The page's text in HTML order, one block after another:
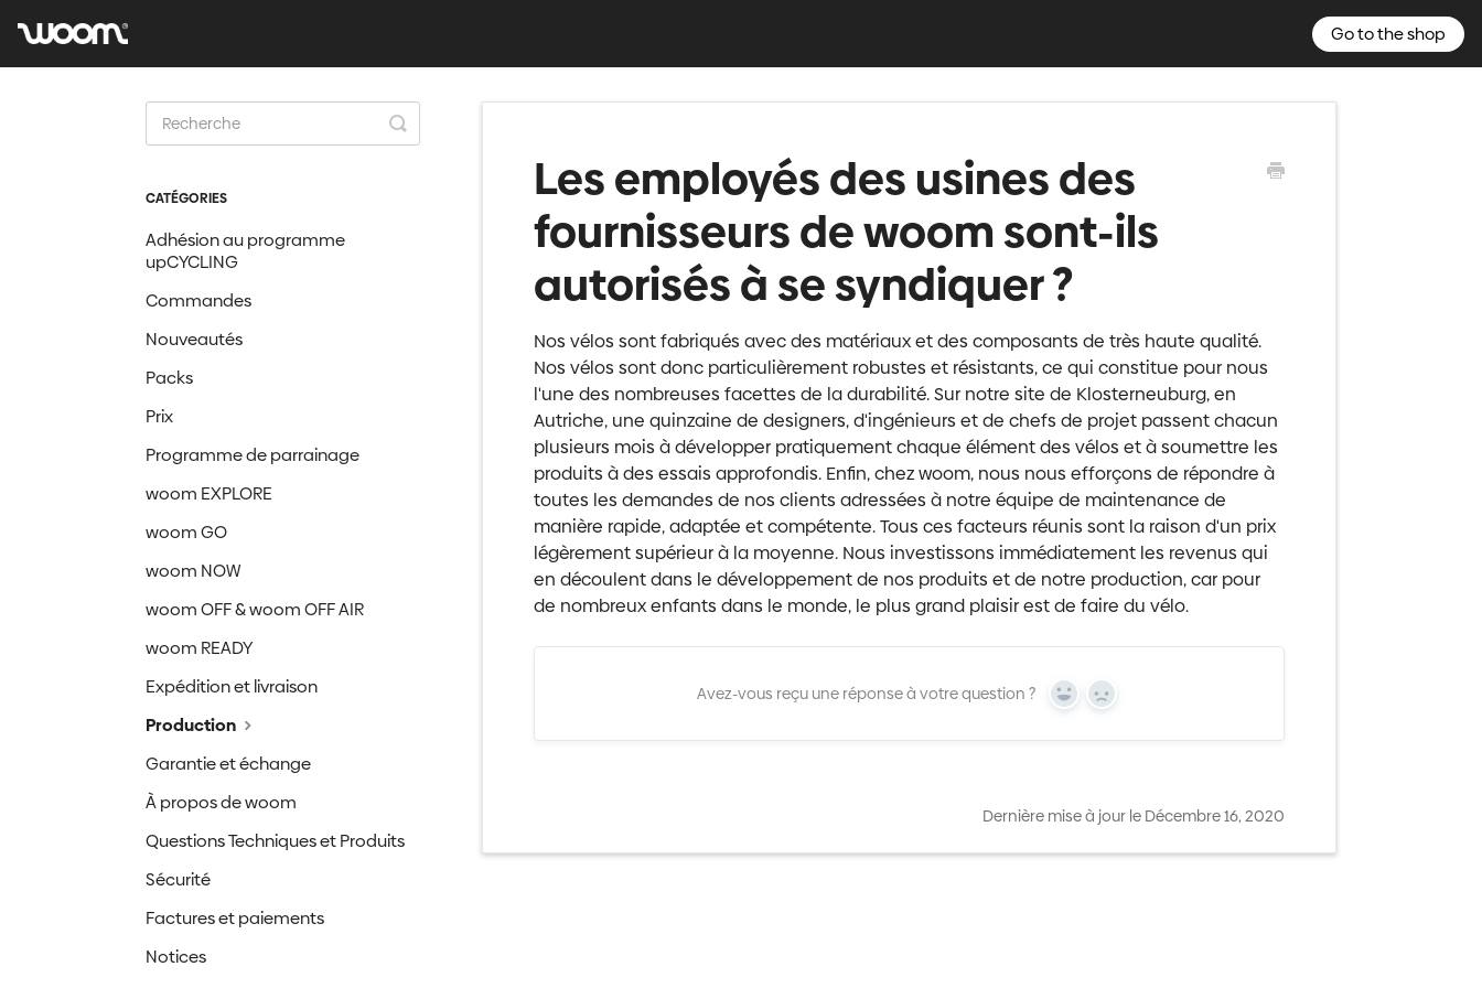
Go to the shop
Les employés des usines des
fournisseurs de woom sont-ils
autorisés à se syndiquer ?
Nos vélos sont fabriqués avec des matériaux et des composants de très haute qualité.
Nos vélos sont donc particulièrement robustes et résistants, ce qui constitue pour nous
l'une des nombreuses facettes de la durabilité. Sur notre site de Klosterneuburg, en
Autriche, une quinzaine de designers, d'ingénieurs et de chefs de projet passent chacun
plusieurs mois à développer pratiquement chaque élément des vélos et à soumettre les
produits à des essais approfondis. Enfin, chez woom, nous nous efforçons de répondre à
toutes les demandes de nos clients adressées à notre équipe de maintenance de
manière rapide, adaptée et compétente. Tous ces facteurs réunis sont la raison d'un prix
légèrement supérieur à la moyenne. Nous investissons immédiatement les revenus qui
en découlent dans le développement de nos produits et de notre production, car pour
de nombreux enfants dans le monde, le plus grand plaisir est de faire du vélo.
Avez-vous reçu une réponse à votre question ? Yes No
Dernière mise à jour le Décembre 16, 2020
Toggle
Search
CATÉGORIES
Adhésion au programme
upCYCLING
Commandes
Nouveautés
Packs
Prix
Programme de parrainage
woom EXPLORE
woom GO
woom NOW
woom OFF & woom OFF AIR
woom READY
Expédition et livraison
Production
Garantie et échange
À propos de woom
Questions Techniques et Produits
Sécurité
Factures et paiements
Notices